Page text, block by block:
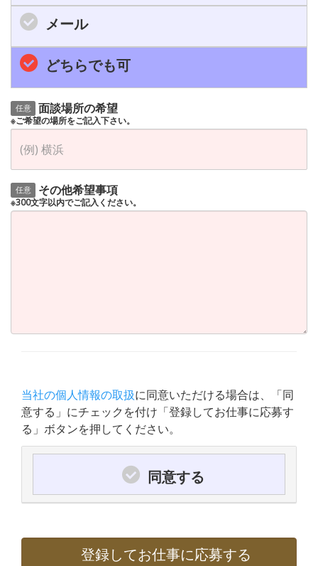
メール
どちらでも可
任意 面談場所の希望
※ご希望の場所をご記入下さい。
任意 その他希望事項
※300文字以内でご記入ください。
当社の個人情報の取扱に同意いただける場合は、「同
意する」にチェックを付け「登録してお仕事に応募す
る」ボタンを押してください。
同意する